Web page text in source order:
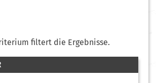
filtert die Ergebnisse.